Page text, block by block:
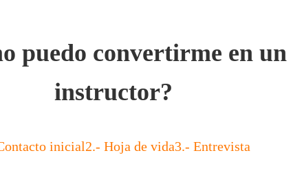
puedo convertirme en un
instructor?
inicial2.- Hoja de vida3.- Entrevista